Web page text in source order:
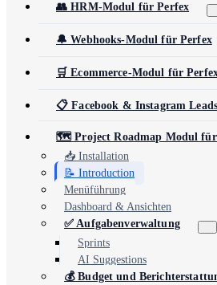
👥 HRM-Modul für Perfex
🔔 Webhooks-Modul für Perfex
🛒 Ecommerce-Modul für
📋 Facebook & Instagram
🗺️ Project Roadmap Modul für
📥 Installation
📝 Introduction
Menüführung
Dashboard & Ansichten
✅ Aufgabenverwaltung
Sprints
AI Suggestions
💰 Budget und